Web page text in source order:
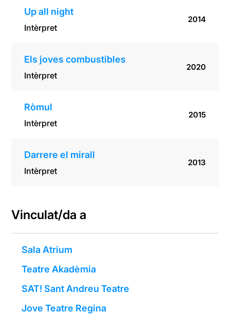
Up all night
Intèrpret
2014
Els joves combustibles
Intèrpret
2020
Ròmul
Intèrpret
2015
Darrere el mirall
Intèrpret
2013
Vinculat/da a
Sala Atrium
Teatre Akadèmia
SAT! Sant Andreu Teatre
Jove Teatre Regina